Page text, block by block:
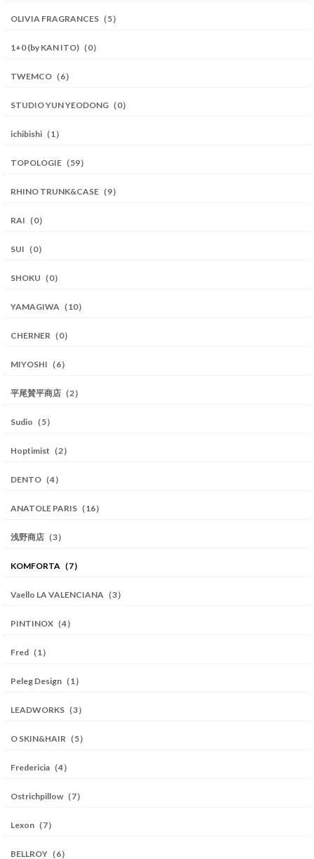
OLIVIA FRAGRANCES（5）
1+0 (by KAN ITO)（0）
TWEMCO（6）
STUDIO YUN YEODONG（0）
ichibishi（1）
TOPOLOGIE（59）
RHINO TRUNK&CASE（9）
RAI（0）
SUI（0）
SHOKU（0）
YAMAGIWA（10）
CHERNER（0）
MIYOSHI（6）
平尾賛平商店（2）
Sudio（5）
Hoptimist（2）
DENTO（4）
ANATOLE PARIS（16）
浅野商店（3）
KOMFORTA（7）
Vaello LA VALENCIANA（3）
PINTINOX（4）
Fred（1）
Peleg Design（1）
LEADWORKS（3）
O SKIN&HAIR（5）
Fredericia（4）
Ostrichpillow（7）
Lexon（7）
BELLROY（6）